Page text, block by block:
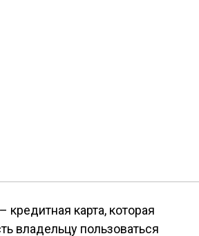
карта, которая
владельцу пользоваться